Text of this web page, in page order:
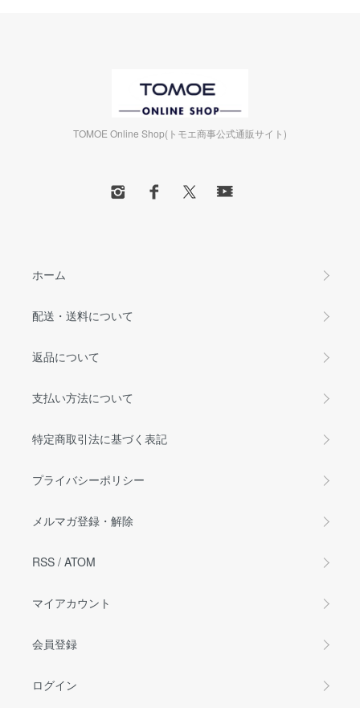
TOMOE Online Shop(トモエ商事公式通販サイト)
ホーム
配送・送料について
返品について
支払い方法について
特定商取引法に基づく表記
プライバシーポリシー
メルマガ登録・解除
RSS / ATOM
マイアカウント
会員登録
ログイン